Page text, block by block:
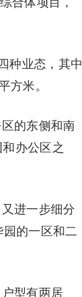
种业态，其中
方米。
的东侧和南
办公区之
进一步细分
的一区和二
型有两居